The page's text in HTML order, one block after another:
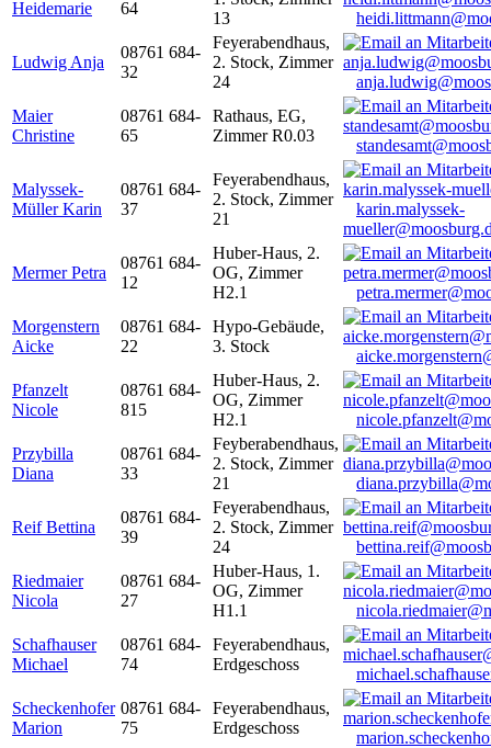
Heidemarie
64
13
Ludwig Anja
08761 684-
32
Feyerabendhaus,
2. Stock, Zimmer
24
Maier
Christine
08761 684-
65
Rathaus, EG,
Zimmer R0.03
Malyssek-
Müller Karin
08761 684-
37
Feyerabendhaus,
2. Stock, Zimmer
21
karin.malyssek-
Mermer Petra
08761 684-
12
Huber-Haus, 2.
OG, Zimmer
H2.1
Morgenstern
Aicke
08761 684-
22
Hypo-Gebäude,
3. Stock
Pfanzelt
Nicole
08761 684-
815
Huber-Haus, 2.
OG, Zimmer
H2.1
Przybilla
Diana
08761 684-
33
Feyberabendhaus,
2. Stock, Zimmer
21
Reif Bettina
08761 684-
39
Feyerabendhaus,
2. Stock, Zimmer
24
Riedmaier
Nicola
08761 684-
27
Huber-Haus, 1.
OG, Zimmer
H1.1
Schafhauser
Michael
08761 684-
74
Feyerabendhaus,
Erdgeschoss
Scheckenhofer
Marion
08761 684-
75
Feyerabendhaus,
Erdgeschoss